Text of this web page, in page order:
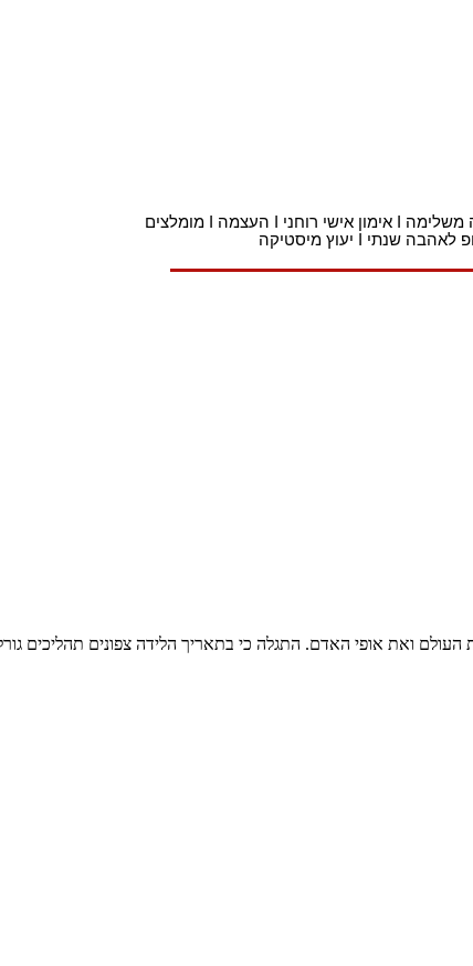
משלימה אימון אישי רוחני העצמה
מומלצים
לאהבה שנתי יעוץ מיסטיקה
ואת אופי האדם. התגלה כי בתאריך הלידה צפונים תהליכים